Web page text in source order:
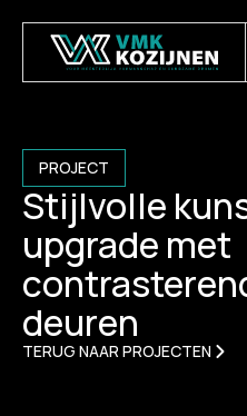
PROJECT
Stijlvolle
upgrade met
deuren
TERUG NAAR PROJECTEN